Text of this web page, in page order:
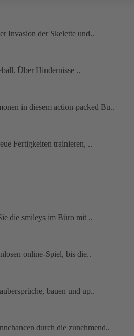
Invasion der Skelette und..
Über Hindernisse ..
in diesem action-packed Bu..
Fertigkeiten trainieren, ..
die smileys im Büro mit ..
online-Spiel, bis die..
bauen und up..
durch die zunehmend..